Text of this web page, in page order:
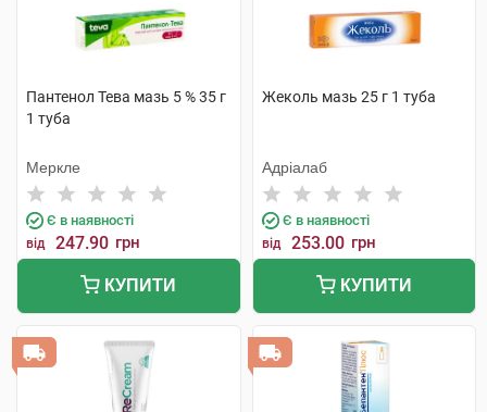
Пантенол Тева мазь 5 % 35 г
1 туба
Меркле
Є в наявності
від 247.90 грн
КУПИТИ
Жеколь мазь 25 г 1 туба
Адріалаб
Є в наявності
від 253.00 грн
КУПИТИ